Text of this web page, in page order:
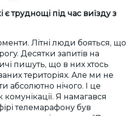
є труднощі під час виїзду з
Літні люди бояться, що
Десятки запитів на
пишуть, що в них хтось
територіях. Але ми не
абсолютно нічого. І це
Я намагався
телемарафону був